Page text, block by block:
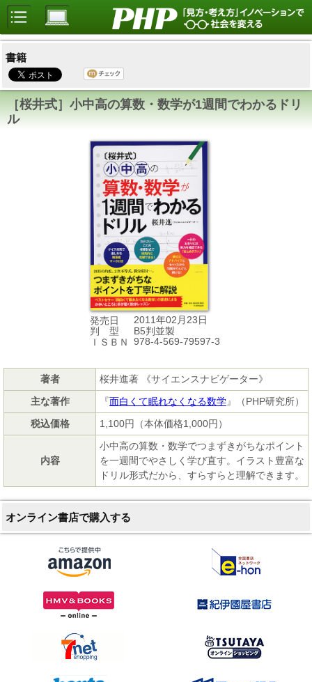
書籍
［桜井式］小中高の算数・数学が1週間でわかるドリ
ル
発売日
2011年02月23日
判 型
B5判並製
ＩＳＢＮ
978-4-569-79597-3
著者
桜井進著 《サイエンスナビゲーター》
主な著作
『面白くて眠れなくなる数学』（PHP研究所）
税込価格
1,100円（本体価格1,000円）
内容
小中高の算数・数学でつまずきがちなポイント
を一週間でやさしく学び直す。イラスト豊富な
ドリル形式だから、すらすらと理解できます。
オンライン書店で購入する